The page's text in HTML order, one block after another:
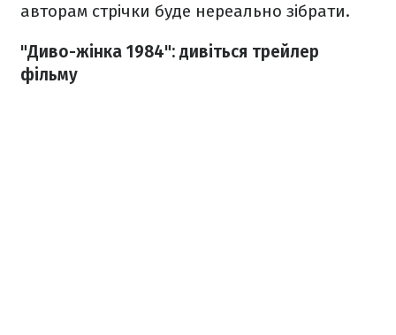
авторам стрічки буде нереально зібрати.
"Диво-жінка 1984": дивіться трейлер
фільму